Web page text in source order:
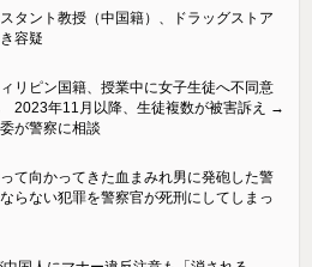
タント教授（中国籍）、ドラッグストア
容疑
リピン国籍、授業中に女子生徒へ不同意
2023年11月以降、生徒複数が被害訴え →
が警察に相談
て向かってきた血まみれ男に発砲した警
らない犯罪を警察官が死刑にしてしまっ